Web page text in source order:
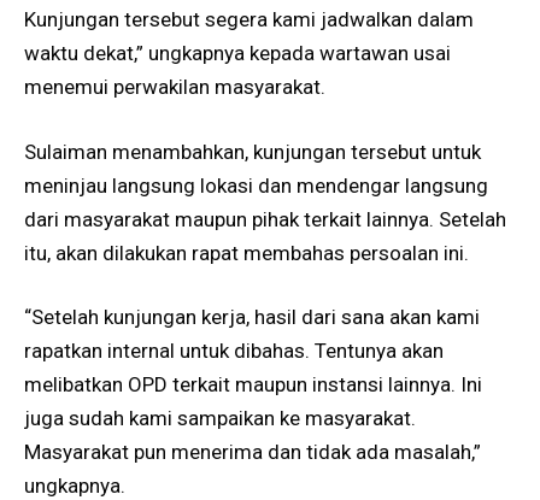
Kunjungan tersebut segera kami jadwalkan dalam
waktu dekat,” ungkapnya kepada wartawan usai
menemui perwakilan masyarakat.
Sulaiman menambahkan, kunjungan tersebut untuk
meninjau langsung lokasi dan mendengar langsung
dari masyarakat maupun pihak terkait lainnya. Setelah
itu, akan dilakukan rapat membahas persoalan ini.
“Setelah kunjungan kerja, hasil dari sana akan kami
rapatkan internal untuk dibahas. Tentunya akan
melibatkan OPD terkait maupun instansi lainnya. Ini
juga sudah kami sampaikan ke masyarakat.
Masyarakat pun menerima dan tidak ada masalah,”
ungkapnya.